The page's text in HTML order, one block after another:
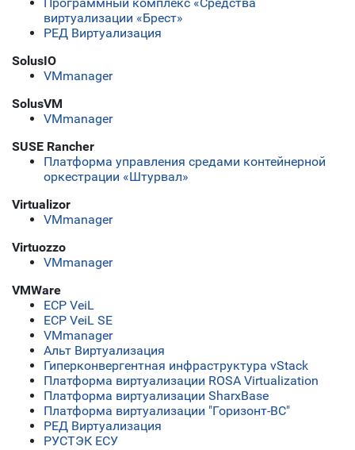
виртуализации «Брест»
РЕД Виртуализация
SolusIO
VMmanager
SolusVM
VMmanager
SUSE Rancher
Платформа управления средами контейнерной
оркестрации «Штурвал»
Virtualizor
VMmanager
Virtuozzo
VMmanager
VMWare
ECP VeiL
ECP VeiL SE
VMmanager
Альт Виртуализация
Гиперконвергентная инфраструктура vStack
Платформа виртуализации ROSA Virtualization
Платформа виртуализации SharxBase
Платформа виртуализации "Горизонт-ВС"
РЕД Виртуализация
РУСТЭК ЕСУ